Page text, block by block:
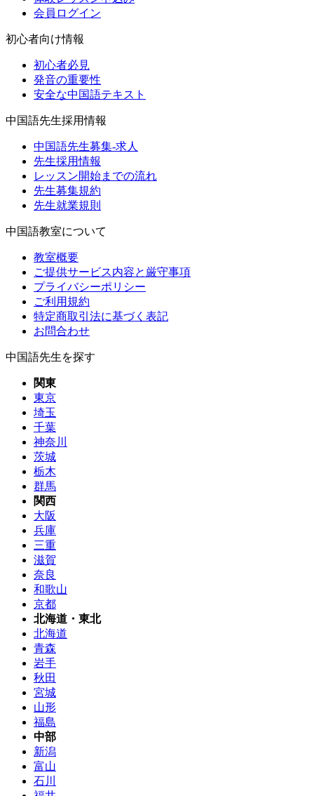
会員ログイン
初心者向け情報
初心者必見
発音の重要性
安全な中国語テキスト
中国語先生採用情報
中国語先生募集-求人
先生採用情報
レッスン開始までの流れ
先生募集規約
先生就業規則
中国語教室について
教室概要
ご提供サービス内容と厳守事項
プライバシーポリシー
ご利用規約
特定商取引法に基づく表記
お問合わせ
中国語先生を探す
関東
東京
埼玉
千葉
神奈川
茨城
栃木
群馬
関西
大阪
兵庫
三重
滋賀
奈良
和歌山
京都
北海道・東北
北海道
青森
岩手
秋田
宮城
山形
福島
中部
新潟
富山
石川